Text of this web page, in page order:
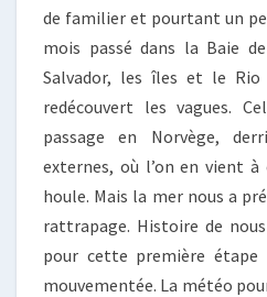
de familier et pourtant un
mois passé dans la Baie
Salvador, les îles et le Rio
redécouvert les vagues.
passage en Norvège,
externes, où l’on en vient à
houle. Mais la mer nous a
rattrapage. Histoire de
pour cette première
mouvementée. La météo